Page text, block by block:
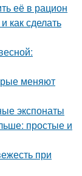
её в рацион
как сделать
меняют
экспонаты
простые и
при